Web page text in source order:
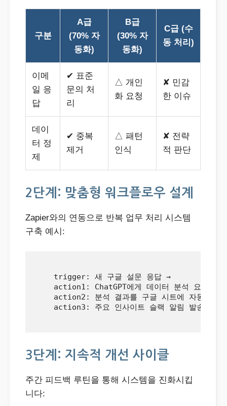
구분
A급
(70% 자
동화)
B급
(30% 자
동화)
C급 (수
동 처리)
이메
일 응
답
✔ 표준
문의 처
리
△ 개인
화 요청
✘ 민감
한 이슈
데이
터 정
제
✔ 중복
제거
△ 패턴
인식
✘ 전략
적 판단
2단계: 맞춤형 워크플로우 설계
Zapier와의 연동으로 반복 업무 처리 시스템
구축 예시:
    trigger: 새 구글 설문 응답 →
    action1: ChatGPT에게 데이터 분석 요청 →
action2: 분석 결과를 구글 시트에 자동 기록
    action3: 주요 인사이트 슬랙 알림 발송
3단계: 지속적 개선 사이클
주간 피드백 루틴을 통해 시스템을 진화시킵
니다: